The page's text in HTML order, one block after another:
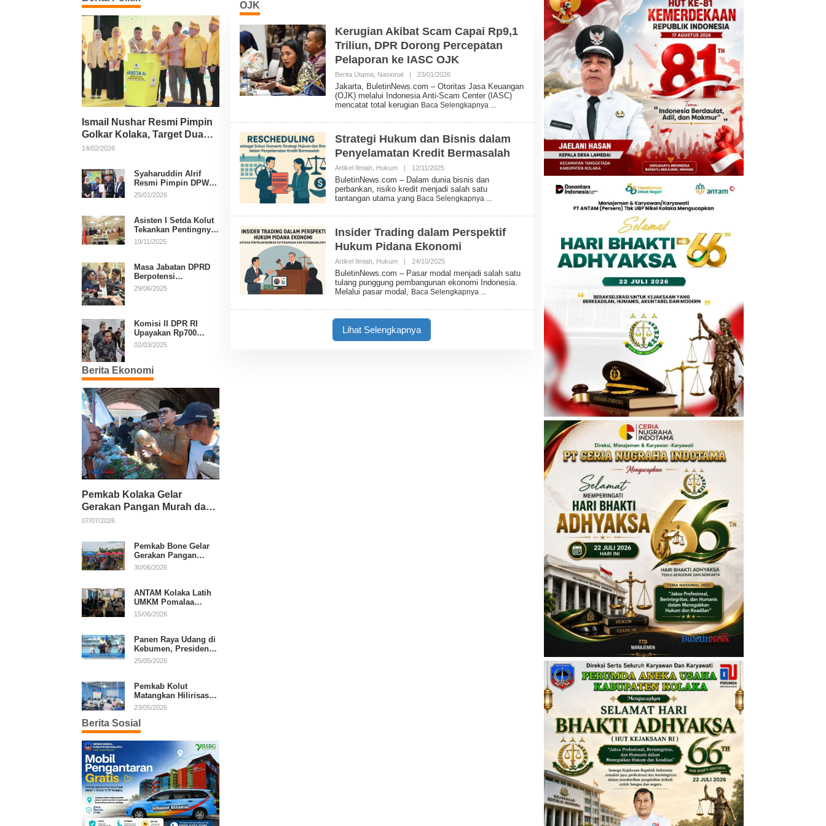
Ismail Nushar Resmi Pimpin
Golkar Kolaka, Target Dua
Kursi per Dapil
14/02/2026
Syaharuddin Alrif
Resmi Pimpin DPW
NasDem Sulsel
25/01/2026
Asisten I Setda Kolut
Tekankan Pentingnya
Pendidikan Politik
19/11/2025
Masa Jabatan DPRD
Berpotensi
Diperpanjang, Aria
29/06/2025
Komisi II DPR RI
Upayakan Rp700
Miliar dari APBN
Putusan MK
02/03/2025
Berita Ekonomi
Pemkab Kolaka Gelar
Gerakan Pangan Murah dan
Salurkan Pupuk Organik
07/07/2026
Pemkab Bone Gelar
Gerakan Pangan
Murah, Warga Serbu
30/06/2026
ANTAM Kolaka Latih
UMKM Pomalaa
Kembangkan Produk
15/06/2026
Panen Raya Udang di
Kebumen, Presiden
Prabowo Tekankan
25/05/2026
Pemkab Kolut
Matangkan Hilirisasi
Kakao dan Kelapa,
Daerah
23/05/2026
Berita Sosial
OJK
Kerugian Akibat Scam Capai Rp9,1
Triliun, DPR Dorong Percepatan
Pelaporan ke IASC OJK
Berita Utama, Nasional | 23/01/2026O
E
H
B
E
T
I
E
W
Jakarta, BuletinNews.com – Otoritas Jasa Keuangan
(OJK) melalui Indonesia Anti-Scam Center (IASC)
mencatat total kerugian Baca Selengkapnya
Strategi Hukum dan Bisnis dalam
Penyelamatan Kredit Bermasalah
Artikel Ilmiah, Hukum | 12/11/2025O
L
E
H
B
T
I
N
E
W
BuletinNews.com – Dalam dunia bisnis dan
perbankan, risiko kredit menjadi salah satu
tantangan utama yang Baca Selengkapnya
Insider Trading dalam Perspektif
Hukum Pidana Ekonomi
Artikel Ilmiah, Hukum | 24/10/2025O
L
E
H
B
BuletinNews.com – Pasar modal menjadi salah satu
tulang punggung pembangunan ekonomi Indonesia.
Melalui pasar modal,
Baca Selengkapnya
Lihat Selengkapnya